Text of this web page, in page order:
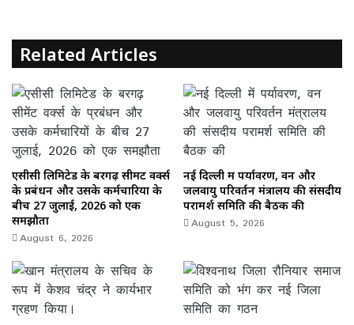
k
Related Articles
एसीसी लिमिटेड के बरगढ़ सीमेंट वर्क्स
के प्रबंधन और उसके कर्मचारियों के
बीच 27 जुलाई, 2026 को एक
समझौता
August 6, 2026
नई दिल्ली में पर्यावरण, वन और
जलवायु परिवर्तन मंत्रालय की संसदीय
परामर्श समिति की बैठक की
August 5, 2026